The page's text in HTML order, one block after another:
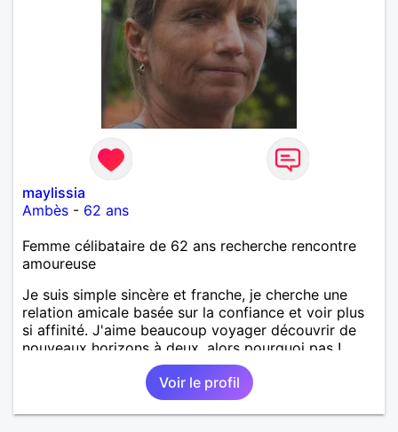
maylissia
Ambès - 62 ans
Femme célibataire de 62 ans recherche rencontre
amoureuse
Je suis simple sincère et franche, je cherche une
relation amicale basée sur la confiance et voir plus
si affinité. J'aime beaucoup voyager découvrir de
nouveaux horizons à deux, alors pourquoi pas !
Voir le profil